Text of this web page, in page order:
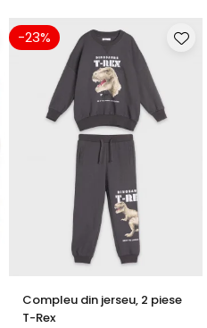
-23%
Compleu din jerseu, 2 piese
T-Rex